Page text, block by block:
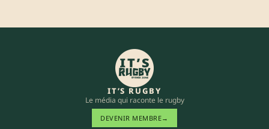
IT’S RUGBY
Le média qui raconte le rugby
DEVENIR MEMBRE→